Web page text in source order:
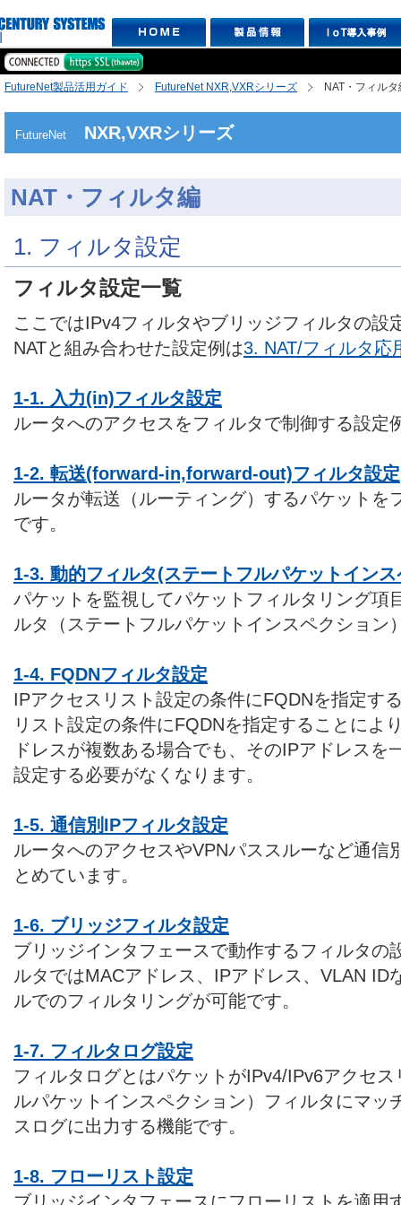
FutureNet製品活用ガイド FutureNet NXR,VXRシリーズ NAT・フィルタ
FutureNet NXR,VXRシリーズ
NAT・フィルタ編
1. フィルタ設定
フィルタ設定一覧
ここではIPv4フィルタやブリッジフィルタの設
NATと組み合わせた設定例は3. NAT/フィルタ応
1-1. 入力(in)フィルタ設定
ルータへのアクセスをフィルタで制御する設定
1-2. 転送(forward-in,forward-out)フィルタ設定
ルータが転送（ルーティング）するパケットを
です。
1-3. 動的フィルタ(ステートフルパケットイン
パケットを監視してパケットフィルタリング項
ルタ（ステートフルパケットインスペクション
1-4. FQDNフィルタ設定
IPアクセスリスト設定の条件にFQDNを指定す
リスト設定の条件にFQDNを指定することによ
ドレスが複数ある場合でも、そのIPアドレスを
設定する必要がなくなります。
1-5. 通信別IPフィルタ設定
ルータへのアクセスやVPNパススルーなど通信
とめています。
1-6. ブリッジフィルタ設定
ブリッジインタフェースで動作するフィルタの
ルタではMACアドレス、IPアドレス、VLAN ID
ルでのフィルタリングが可能です。
1-7. フィルタログ設定
フィルタログとはパケットがIPv4/IPv6アクセ
ルパケットインスペクション）フィルタにマッ
スログに出力する機能です。
1-8. フローリスト設定